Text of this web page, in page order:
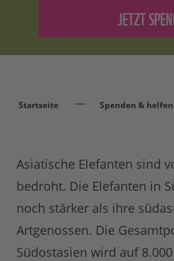
Startseite Spenden & helfen
Asiatische Elefanten sind
bedroht. Die Elefanten in
noch stärker als ihre
Artgenossen. Die
Südostasien wird auf